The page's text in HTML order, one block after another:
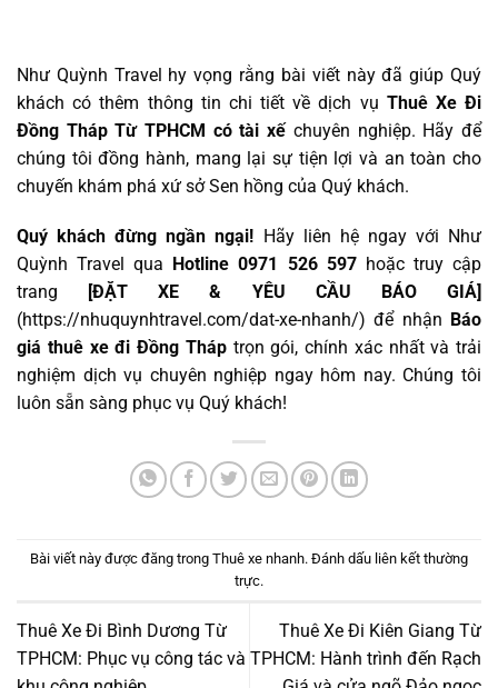
Như Quỳnh Travel hy vọng rằng bài viết này đã giúp Quý
khách có thêm thông tin chi tiết về dịch vụ Thuê Xe Đi
Đồng Tháp Từ TPHCM có tài xếchuyên nghiệp. Hãy để
chúng tôi đồng hành, mang lại sự tiện lợi và an toàn cho
chuyến khám phá xứ sở Sen hồng của Quý khách.
Quý khách đừng ngần ngại! Hãy liên hệ ngay với Như
Quỳnh Travel qua
Hotline 0971 526 597hoặc truy cập
trang
[ĐẶT XE & YÊU CẦU BÁO GIÁ]
(https://nhuquynhtravel.com/dat-xe-nhanh/) để nhận Báo
giá thuê xe đi Đồng Tháptrọn gói, chính xác nhất và trải
nghiệm dịch vụ chuyên nghiệp ngay hôm nay. Chúng tôi
luôn sẵn sàng phục vụ Quý khách!
Bài viết này được đăng trong Thuê xe nhanh. Đánh dấu liên kết thường
trực.
Thuê Xe Đi Bình Dương Từ
TPHCM: Phục vụ công tác và
Thuê Xe Đi Kiên Giang Từ
TPHCM: Hành trình đến Rạch